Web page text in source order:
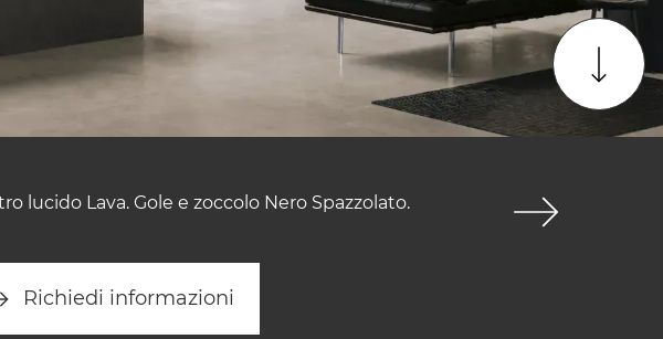
lucido Lava. Gole e zoccolo Nero Spazzolato.
Richiedi informazioni